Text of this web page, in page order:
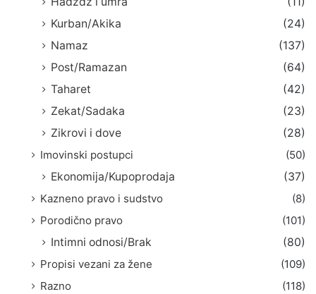
Kurban/Akika
(24)
Namaz
(137)
Post/Ramazan
(64)
Taharet
(42)
Zekat/Sadaka
(23)
Zikrovi i dove
(28)
Imovinski postupci
(50)
Ekonomija/Kupoprodaja
(37)
Kazneno pravo i sudstvo
(8)
Porodično pravo
(101)
Intimni odnosi/Brak
(80)
Propisi vezani za žene
(109)
Razno
(118)